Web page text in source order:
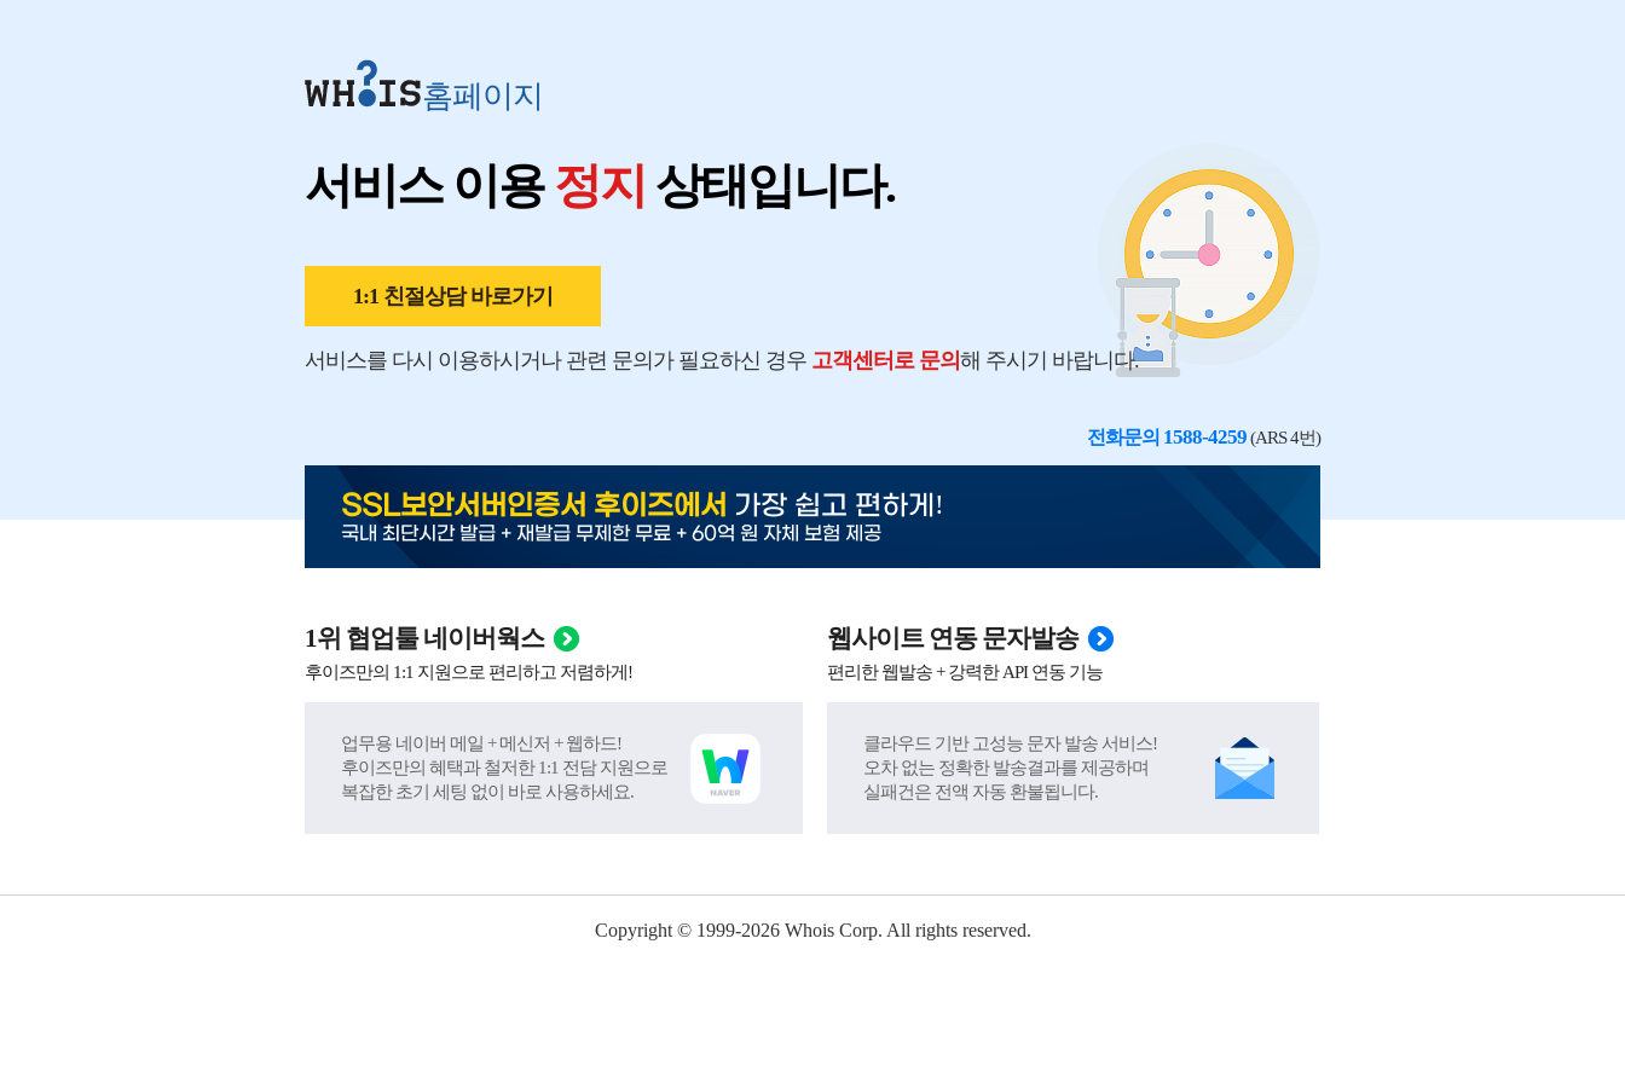
홈페이지
서비스 이용 정지 상태입니다.
1:1 친절상담 바로가기
서비스를 다시 이용하시거나 관련 문의가 필요하신 경우 고객센터로 문의해 주시기 바랍니다.
전화문의 1588-4259(ARS 4번)
SSL보안서버인증서 후이즈에서 가장 쉽고 편하게 !
국내 최단시간 발급 + 재발급 무제한 무료 + 60억 원 자체 보험 제공
1위 협업툴 네이버웍스
후이즈만의 1:1 지원으로 편리하고 저렴하게!
업무용 네이버 메일 + 메신저 + 웹하드!
후이즈만의 혜택과 철저한 1:1 전담 지원으로
복잡한 초기 세팅 없이 바로 사용하세요.
웹사이트 연동 문자발송
편리한 웹발송 + 강력한 API 연동 기능
클라우드 기반 고성능 문자 발송 서비스!
오차 없는 정확한 발송결과를 제공하며
실패건은 전액 자동 환불됩니다.
Copyright © 1999-2026Whois Corp. All rights reserved.